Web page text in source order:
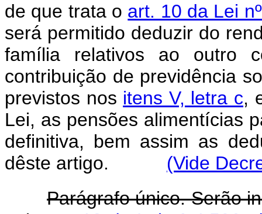
de que trata o art. 10 da Lei
será permitido deduzir do
família relativos ao outro
contribuição de previdência
previstos nos itens V, letra c,
Lei, as pensões alimentícias
definitiva, bem assim as
dêste artigo. (Vide
Parágrafo único. Serão